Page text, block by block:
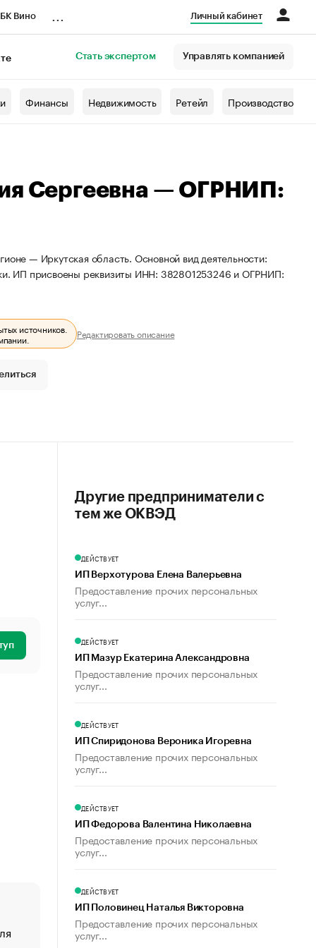
Вино Личный кабинет
Стать экспертом Управлять компанией
Финансы Недвижимость Ретейл Производство
Сергеевна — ОГРНИП:
— Иркутская область. Основной вид деятельности:
ИП присвоены реквизиты ИНН: 382801253246 и ОГРНИП:
источников.
Редактировать описание
«От спорта тело стареет иначе». Как живет глава
Другие предприниматели с
тем же ОКВЭД
ДЕЙСТВУЕТ
ИП Верхотурова Елена Валерьевна
Предоставление прочих персональных
услуг...
ДЕЙСТВУЕТ
ИП Мазур Екатерина Александровна
Предоставление прочих персональных
услуг...
ДЕЙСТВУЕТ
ИП Спиридонова Вероника Игоревна
Предоставление прочих персональных
услуг...
ДЕЙСТВУЕТ
ИП Федорова Валентина Николаевна
Предоставление прочих персональных
услуг...
ДЕЙСТВУЕТ
ИП Половинец Наталья Викторовна
Предоставление прочих персональных
услуг...